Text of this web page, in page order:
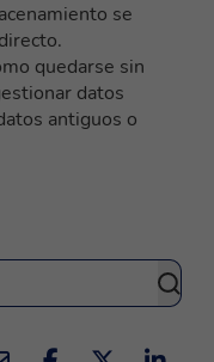
se
quedarse sin
datos
antiguos o